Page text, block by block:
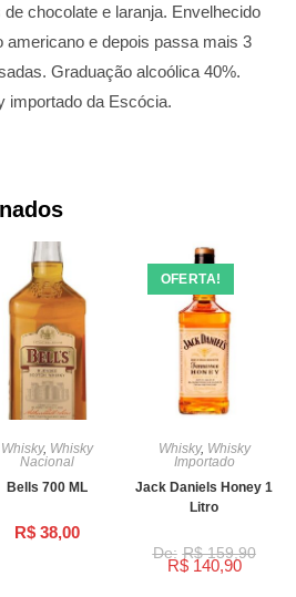
chocolate e laranja. Envelhecido
americano e depois passa mais 3
Graduação alcoólica 40%.
importado da Escócia.
Whisky, Whisky
Nacional
Bells 700 ML
R$ 38,00
OFERTA!
Whisky, Whisky
Importado
Jack Daniels Honey 1
Litro
R$159,90
R$140,90